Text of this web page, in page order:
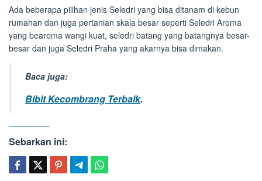
Ada beberapa pilihan jenis Seledri yang bisa ditanam di kebun
rumahan dan juga pertanian skala besar seperti Seledri Aroma
yang bearoma wangi kuat, seledri batang yang batangnya besar-
besar dan juga Seledri Praha yang akarnya bisa dimakan.
Baca juga:
Bibit Kecombrang Terbaik.
Sebarkan ini: